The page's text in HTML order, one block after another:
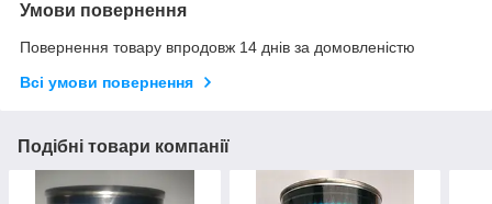
Умови повернення
Повернення товару впродовж 14 днів за домовленістю
Всі умови повернення
Подібні товари компанії